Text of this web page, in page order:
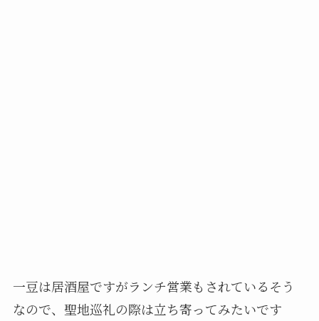
一豆は居酒屋ですがランチ営業もされているそう
なので、聖地巡礼の際は立ち寄ってみたいです